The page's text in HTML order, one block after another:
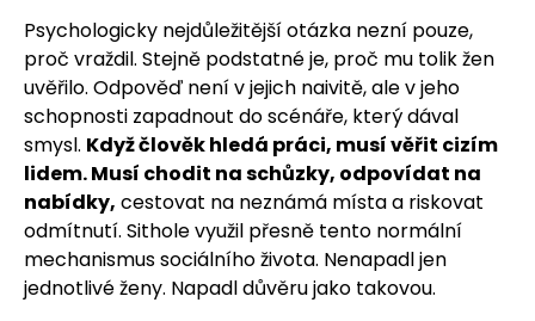
Psychologicky nejdůležitější otázka nezní pouze,
proč vraždil. Stejně podstatné je, proč mu tolik žen
uvěřilo. Odpověď není v jejich naivitě, ale v jeho
schopnosti zapadnout do scénáře, který dával
smysl. Když člověk hledá práci, musí věřit cizím
lidem. Musí chodit na schůzky, odpovídat na
nabídky, cestovat na neznámá místa a riskovat
odmítnutí. Sithole využil přesně tento normální
mechanismus sociálního života. Nenapadl jen
jednotlivé ženy. Napadl důvěru jako takovou.